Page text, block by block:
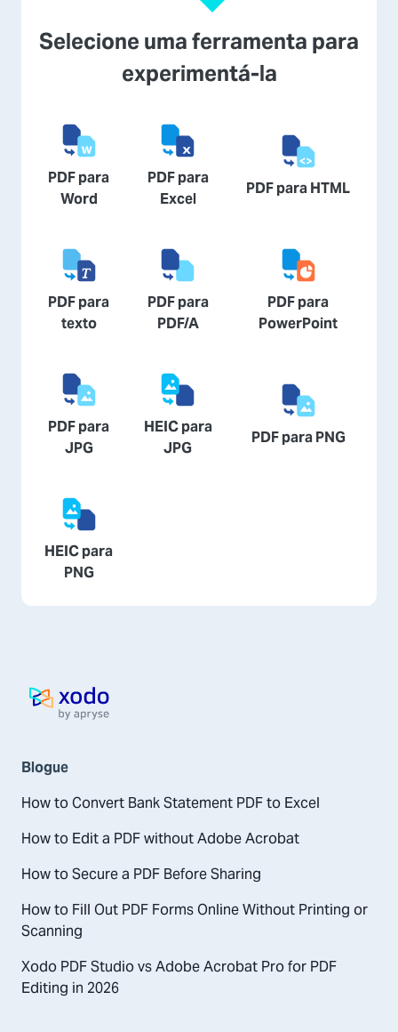
Selecione uma ferramenta para
experimentá-la
PDF para
Word
PDF para
Excel
PDF para HTML
PDF para
texto
PDF para
PDF/A
PDF para
PowerPoint
PDF para
JPG
HEIC para
JPG
PDF para PNG
HEIC para
PNG
Pagina inicial
Blogue
How to Convert Bank Statement PDF to Excel
How to Edit a PDF without Adobe Acrobat
How to Secure a PDF Before Sharing
How to Fill Out PDF Forms Online Without Printing or
Scanning
Xodo PDF Studio vs Adobe Acrobat Pro for PDF
Editing in 2026